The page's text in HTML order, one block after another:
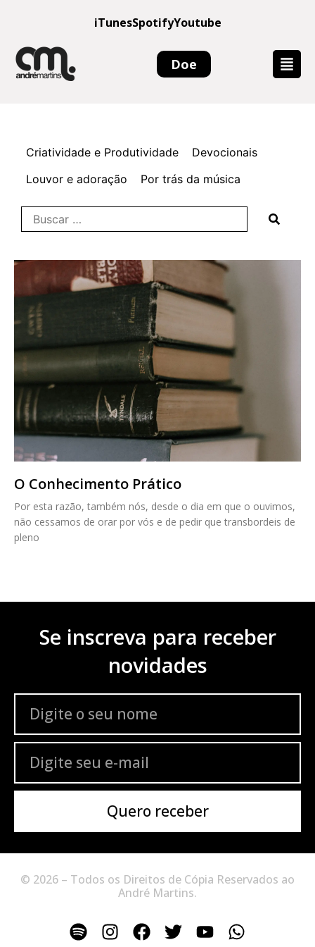
iTunesSpotifyYoutube
Doe
Criatividade e Produtividade
Devocionais
Louvor e adoração
Por trás da música
O Conhecimento Prático
Por esta razão, também nós, desde o dia em que o ouvimos,
não cessamos de orar por vós e de pedir que transbordeis de
pleno
Se inscreva para receber
novidades
Quero receber
© 2026 – Todos os Direitos de Cópia Reservados ao
André Martins.